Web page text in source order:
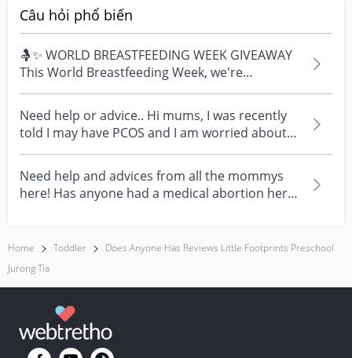
Câu hỏi phổ biến
🤱✨ WORLD BREASTFEEDING WEEK GIVEAWAY
This World Breastfeeding Week, we're
celebrating every mum's fe...
Need help or advice.. Hi mums, I was recently
told I may have PCOS and I am worried about
how it mig...
Need help and advices from all the mommys
here! Has anyone had a medical abortion here
Home Toddler
Does Anyone Has Reviews Little Footprints Preschool
Jurong Tia